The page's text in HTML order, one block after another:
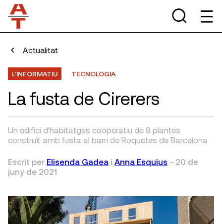
Actualitat
L'INFORMATIU TECNOLOGIA
La fusta de Cirerers
Un edifici d’habitatges cooperatiu de 8 plantes
construït amb fusta al barri de Roquetes de Barcelona
Escrit per Elisenda Gadea i Anna Esquius - 20 de
juny de 2021